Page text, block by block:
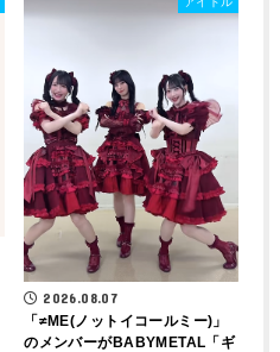
2026.08.07
「≠ME(ノットイコールミー)」
のメンバーがBABYMETAL「ギ